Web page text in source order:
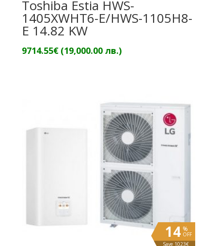
Toshiba Estia HWS-
1405XWHT6-E/HWS-1105H8-
E 14.82 KW
9714.55€ (19,000.00 лв.)
%
OFF
14
Save 1023€